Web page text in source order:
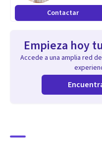
Contactar
Empieza hoy
Accede a una amplia red